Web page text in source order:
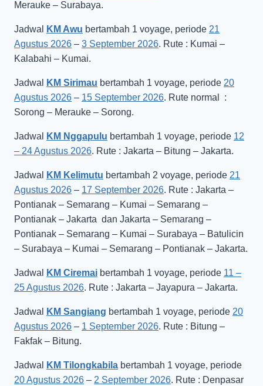
Merauke – Surabaya.
Jadwal KM Awu bertambah 1 voyage, periode 21
Agustus 2026 – 3 September 2026. Rute : Kumai –
Kalabahi – Kumai.
Jadwal KM Sirimau bertambah 1 voyage, periode 20
Agustus 2026 – 15 September 2026. Rute normal :
Sorong – Merauke – Sorong.
Jadwal KM Nggapulu bertambah 1 voyage, periode 12
– 24 Agustus 2026. Rute : Jakarta – Bitung – Jakarta.
Jadwal KM Kelimutu bertambah 2 voyage, periode 21
Agustus 2026 – 17 September 2026. Rute : Jakarta –
Pontianak – Semarang – Kumai – Semarang –
Pontianak – Jakarta dan Jakarta – Semarang –
Pontianak – Semarang – Kumai – Surabaya – Batulicin
– Surabaya – Kumai – Semarang – Pontianak – Jakarta.
Jadwal KM Ciremai bertambah 1 voyage, periode 11 –
25 Agustus 2026. Rute : Jakarta – Jayapura – Jakarta.
Jadwal KM Sangiang bertambah 1 voyage, periode 20
Agustus 2026 – 1 September 2026. Rute : Bitung –
Fakfak – Bitung.
Jadwal KM Tilongkabila bertambah 1 voyage, periode
20 Agustus 2026 – 2 September 2026. Rute : Denpasar